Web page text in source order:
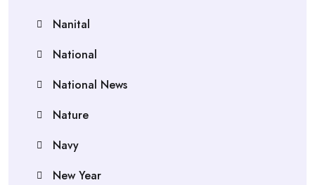
Nanital
National
National News
Nature
Navy
New Year